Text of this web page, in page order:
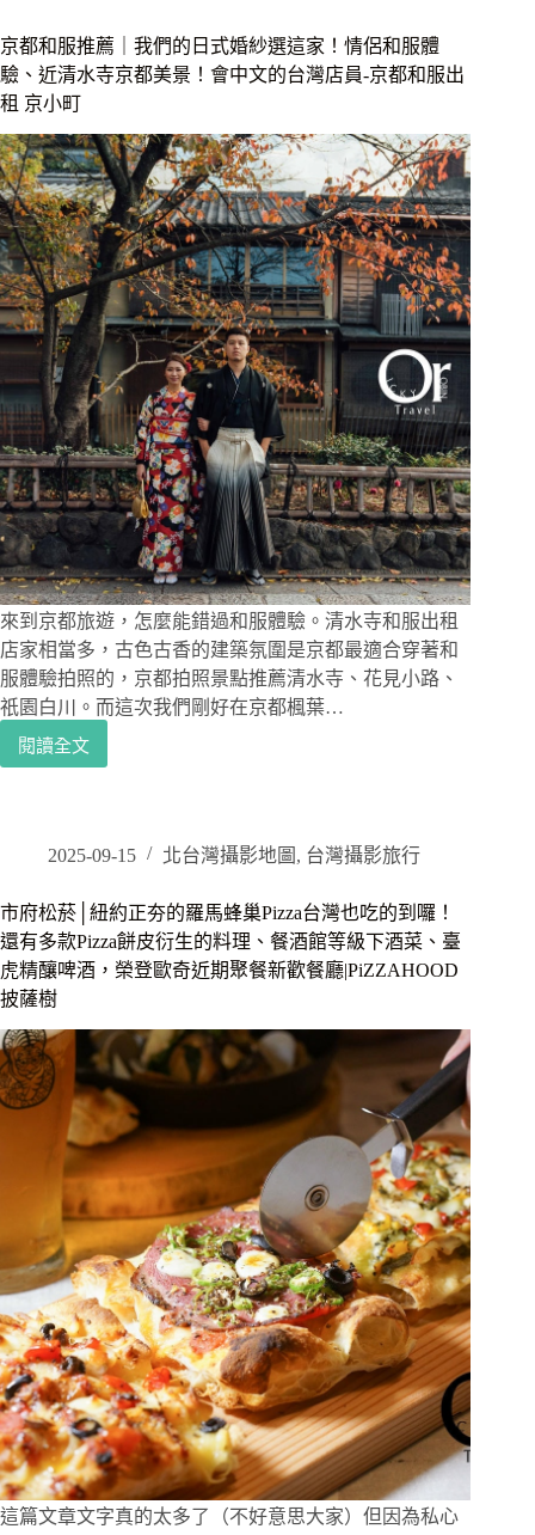
薦
｜
漢
來
島
語
自
助
餐
廳，
根
本
海
鮮
大
滿
貫，
滿
滿
蟹
腳
任
食，
超
級
新
鮮
海
鮮
吃
京都和服推薦｜我們的日式婚紗選這家！情侶和服體
驗、近清水寺京都美景！會中文的台灣店員-京都和服出
租 京小町
來到京都旅遊，怎麼能錯過和服體驗。清水寺和服出租
店家相當多，古色古香的建築氛圍是京都最適合穿著和
服體驗拍照的，京都拍照景點推薦清水寺、花見小路、
祇園白川。而這次我們剛好在京都楓葉…
閱讀全文
京
推
｜
我
們
的
日
式
婚
紗
這
家！
情
侶
和
服
體
驗、
近
清
水
寺
京
都
美
景！
2025-09-15 北台灣攝影地圖 , 台灣攝影旅行
市府松菸│紐約正夯的羅馬蜂巢Pizza台灣也吃的到囉！
還有多款Pizza餅皮衍生的料理、餐酒館等級下酒菜、臺
虎精釀啤酒，榮登歐奇近期聚餐新歡餐廳|PiZZAHOOD
披薩樹
這篇文章文字真的太多了（不好意思大家）但因為私心